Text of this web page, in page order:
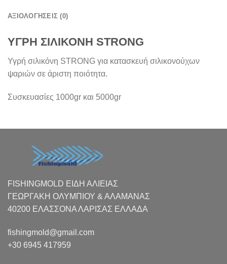
ΑΞΙΟΛΟΓΉΣΕΙΣ (0)
ΥΓΡΗ ΣΙΛΙΚΟΝΗ STRONG
Υγρή σιλικόνη STRONG για κατασκευή σιλικονούχων
ψαριών σε άριστη ποιότητα.
Συσκευασίες 1000gr και 5000gr
FISHINGMOLD ΕΙΔΗ ΑΛΙΕΙΑΣ
ΓΕΩΡΓΑΚΗ ΟΛΥΜΠΙΟΥ & ΑΛΑΜΑΝΑΣ
40200 ΕΛΑΣΣΟΝΑ ΛΑΡΙΣΑΣ EΛΛΑΔΑ
fishingmold@gmail.com
+30 6945 417959